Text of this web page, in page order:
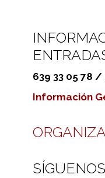
639 33 05 78 /
Información
SÍGUENOS